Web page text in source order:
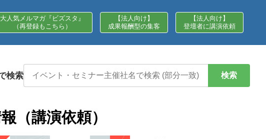
大人気メルマガ『ビズスタ』
（再登録もこちら）
【法人向け】
成果報酬型の集客
【法人向け】
登壇者に講演依頼
検索 検索
（講演依頼）